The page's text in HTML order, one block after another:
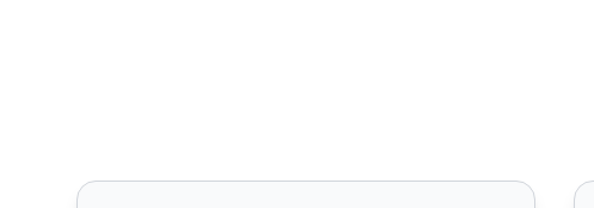
Cómo empezar en el marketing de afiliados 2023